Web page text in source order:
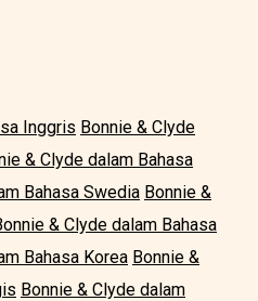
Inggris Bonnie & Clyde
& Clyde dalam Bahasa
Bahasa Swedia Bonnie &
& Clyde dalam Bahasa
Bahasa Korea Bonnie &
Bonnie & Clyde dalam